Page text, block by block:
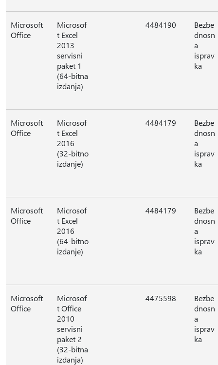
Microsoft
Office
Microsof
t Excel
2013
servisni
paket 1
(64-bitna
izdanja)
4484190
Bezbe
dnosn
a
isprav
ka
Microsoft
Office
Microsof
t Excel
2016
(32-bitno
izdanje)
4484179
Bezbe
dnosn
a
isprav
ka
Microsoft
Office
Microsof
t Excel
2016
(64-bitno
izdanje)
4484179
Bezbe
dnosn
a
isprav
ka
Microsoft
Office
Microsof
t Office
2010
servisni
paket 2
(32-bitna
izdanja)
4475598
Bezbe
dnosn
a
isprav
ka